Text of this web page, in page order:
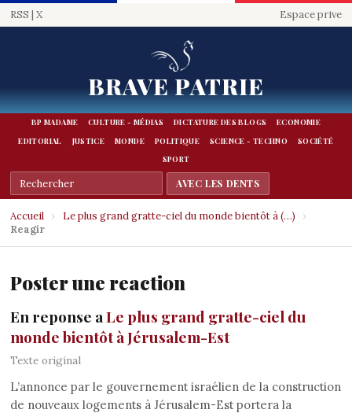
RSS | X Espace prive
BRAVE PATRIE
BP MADAME CULTURE - MÉDIAS DICTATURE DES BLOGS
ECONOMIE
EDITORIAL
JUSTICE MONDE POLITIQUE SCIENCE - TECHNO
SOCIÉTÉ
SPORT
Accueil › Le plus grand gratte-ciel du monde bientôt à (…)
›
Reagir
Poster une reaction
En reponse aLe plus grand gratte-ciel du
monde bientôt à Jérusalem-Est
Texte original
L’annonce par le gouvernement israélien de la construction
de nouveaux logements à Jérusalem-Est portera la